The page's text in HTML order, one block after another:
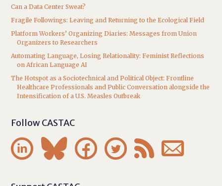
Can a Data Center Sweat?
Fragile Followings: Leaving and Returning to the Ecological Field
Platform Workers’ Organizing Diaries: Messages from Union
Organizers to Researchers
Automating Language, Losing Relationality: Feminist Reflections
on African Language AI
The Hotspot as a Sociotechnical and Political Object: Frontline
Healthcare Professionals and Public Conversation alongside the
Intensification of a U.S. Measles Outbreak
Follow CASTAC
     